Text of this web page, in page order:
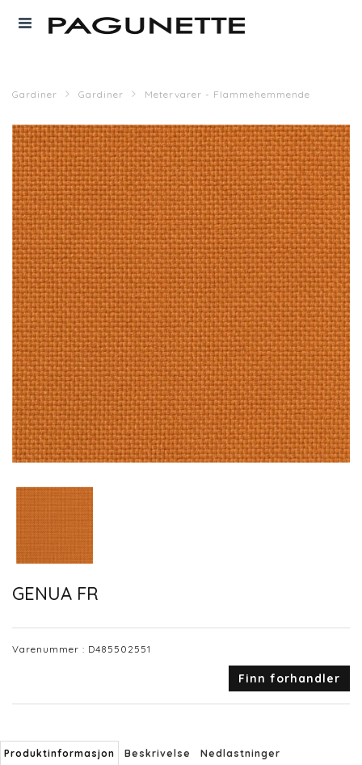
Gardiner Gardiner Metervarer - Flammehemmende
GENUA FR
Varenummer : D485502551
Finn forhandler
Produktinformasjon Beskrivelse Nedlastninger